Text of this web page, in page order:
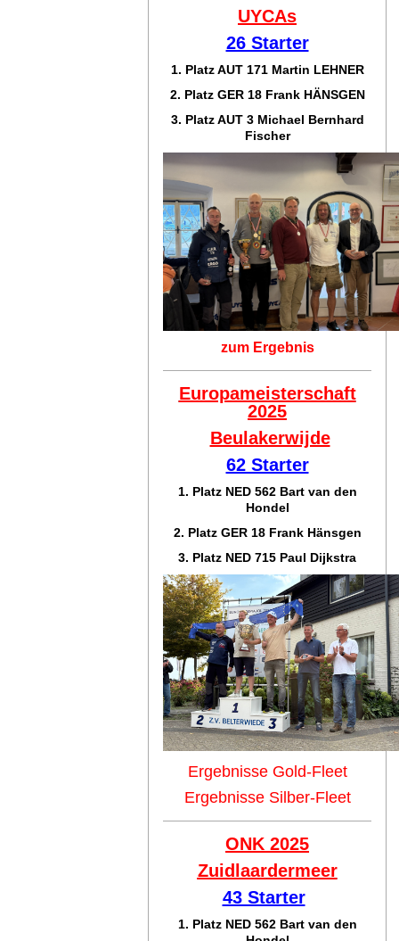
UYCAs
26 Starter
1. Platz AUT 171 Martin LEHNER
2. Platz GER 18 Frank HÄNSGEN
3. Platz AUT 3 Michael Bernhard
Fischer
zum Ergebnis
Europameisterschaft
2025
Beulakerwijde
62 Starter
1. Platz NED 562 Bart van den
Hondel
2. Platz GER 18 Frank Hänsgen
3. Platz NED 715 Paul Dijkstra
Ergebnisse Gold-Fleet
Ergebnisse Silber-Fleet
ONK 2025
Zuidlaardermeer
43 Starter
1. Platz NED 562 Bart van den